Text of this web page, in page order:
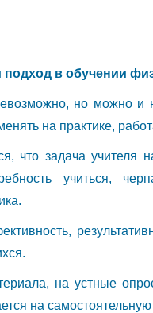
в обучении
но можно и
на практике,
что задача учителя
учиться,
на устные
на